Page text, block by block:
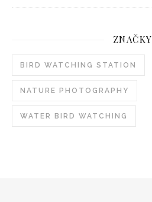
ZNAČKY
BIRD WATCHING STATION
NATURE PHOTOGRAPHY
WATER BIRD WATCHING